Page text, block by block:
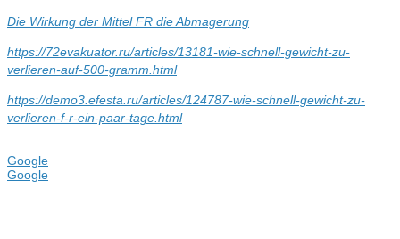
Die Wirkung der Mittel FR die Abmagerung
https://72evakuator.ru/articles/13181-wie-schnell-gewicht-zu-
verlieren-auf-500-gramm.html
https://demo3.efesta.ru/articles/124787-wie-schnell-gewicht-zu-
verlieren-f-r-ein-paar-tage.html
Google
Google